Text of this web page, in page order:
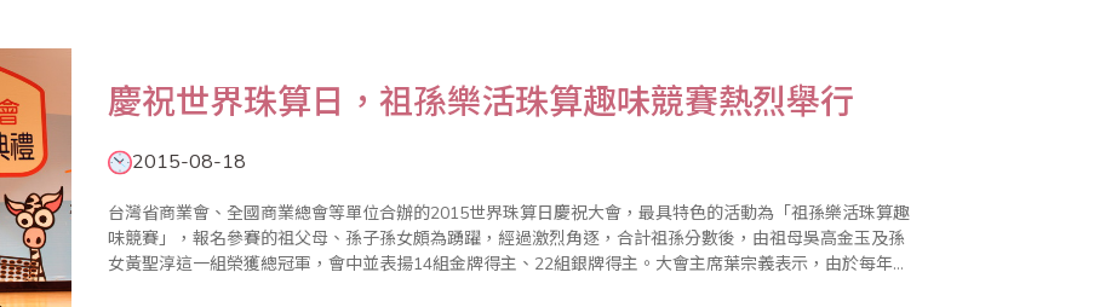
慶祝世界珠算日，祖孫樂活珠算趣味競賽熱烈舉行
2015-08-18
台灣省商業會、全國商業總會等單位合辦的2015世界珠算日慶祝大會，最具特色的活動為「祖孫樂活珠算趣
味競賽」，報名參賽的祖父母、孫子孫女頗為踴躍，經過激烈角逐，合計祖孫分數後，由祖母吳高金玉及孫
女黃聖淳這一組榮獲總冠軍，會中並表揚14組金牌得主、22組銀牌得主。大會主席葉宗義表示，由於每年報